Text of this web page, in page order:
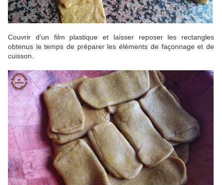
Couvrir d'un film plastique et laisser reposer les rectangles
obtenus le temps de préparer les éléments de façonnage et de
cuisson.